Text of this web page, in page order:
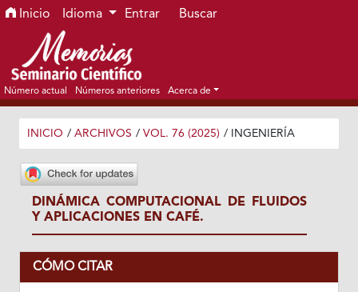
Ir al menú de navegación principal
Ir al contenido principal
Ir al pie de página del sitio
Inicio Idioma Entrar Buscar
Número actual Números anteriores Acerca de
INICIO / ARCHIVOS / VOL. 76 (2025) / INGENIERÍA
DINÁMICA COMPUTACIONAL DE FLUIDOS
Y APLICACIONES EN CAFÉ.
CÓMO CITAR